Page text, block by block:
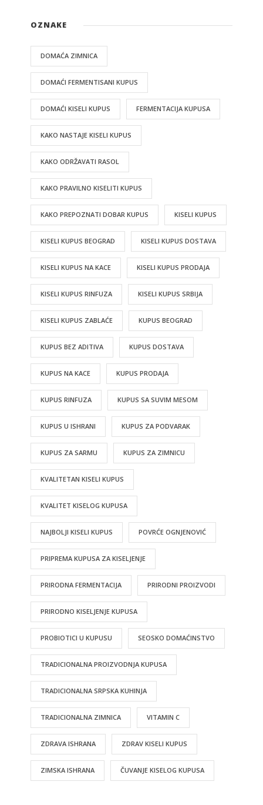
OZNAKE
DOMAĆA ZIMNICA
DOMAĆI FERMENTISANI KUPUS
DOMAĆI KISELI KUPUS FERMENTACIJA KUPUSA
KAKO NASTAJE KISELI KUPUS
KAKO ODRŽAVATI RASOL
KAKO PRAVILNO KISELITI KUPUS
KAKO PREPOZNATI DOBAR KUPUS KISELI KUPUS
KISELI KUPUS BEOGRAD KISELI KUPUS DOSTAVA
KISELI KUPUS NA KACE KISELI KUPUS PRODAJA
KISELI KUPUS RINFUZA KISELI KUPUS SRBIJA
KISELI KUPUS ZABLAĆE KUPUS BEOGRAD
KUPUS BEZ ADITIVA KUPUS DOSTAVA
KUPUS NA KACE KUPUS PRODAJA
KUPUS RINFUZA KUPUS SA SUVIM MESOM
KUPUS U ISHRANI KUPUS ZA PODVARAK
KUPUS ZA SARMU KUPUS ZA ZIMNICU
KVALITETAN KISELI KUPUS
KVALITET KISELOG KUPUSA
NAJBOLJI KISELI KUPUS POVRĆE OGNJENOVIĆ
PRIPREMA KUPUSA ZA KISELJENJE
PRIRODNA FERMENTACIJA PRIRODNI PROIZVODI
PRIRODNO KISELJENJE KUPUSA
PROBIOTICI U KUPUSU SEOSKO DOMAĆINSTVO
TRADICIONALNA PROIZVODNJA KUPUSA
TRADICIONALNA SRPSKA KUHINJA
TRADICIONALNA ZIMNICA VITAMIN C
ZDRAVA ISHRANA ZDRAV KISELI KUPUS
ZIMSKA ISHRANA ČUVANJE KISELOG KUPUSA